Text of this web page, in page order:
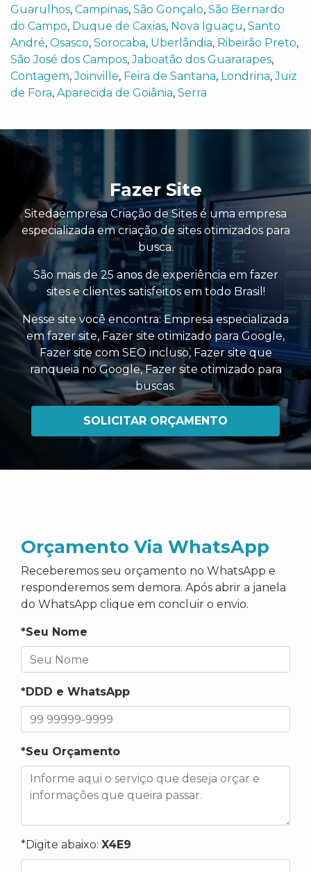
Guarulhos, Campinas, São Gonçalo, São Bernardo
do Campo, Duque de Caxias, Nova Iguaçu, Santo
André, Osasco, Sorocaba, Uberlândia, Ribeirão Preto,
São José dos Campos,Jaboatão dos Guararapes,
Contagem,Joinville, Feira de Santana, Londrina,Juiz
de Fora, Aparecida de Goiânia, Serra
Fazer Site
Sitedaempresa Criação de Sites é uma empresa
especializada em criação de sites otimizados para
busca.
São mais de 25 anos de experiência em fazer
sites e clientes satisfeitos em todo Brasil!
Nesse site você encontra:Empresa especializada
em fazer site,Fazer site otimizado para Google,
Fazer site com SEO incluso, Fazer site que
ranqueia no Google,Fazer site otimizado para
buscas.
SOLICITAR ORÇAMENTO
Orçamento Via WhatsApp
Receberemos seu orçamento no WhatsApp e
responderemos sem demora. Após abrir a janela
do WhatsApp clique em concluir o envio.
*Seu Nome
*DDD e WhatsApp
*Seu Orçamento
*Digite abaixo: X4E9